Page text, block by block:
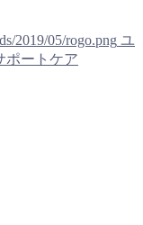
2019/05/rogo.png ユ
ポートケア